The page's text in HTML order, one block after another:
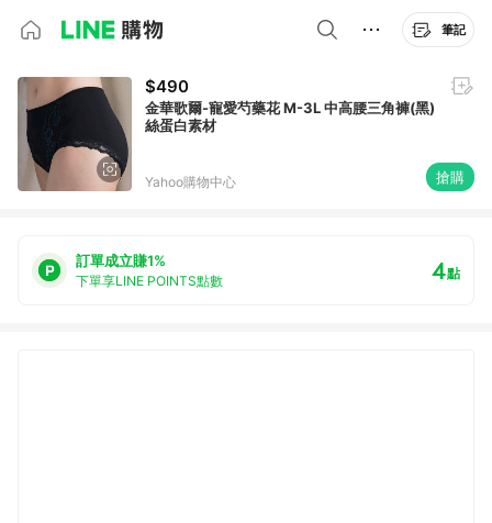
筆記
$490
金華歌爾-寵愛芍藥花 M-3L 中高腰三角褲(黑)
絲蛋白素材
Yahoo購物中心 搶購
訂單成立賺1%
下單享LINE POINTS點數 4點